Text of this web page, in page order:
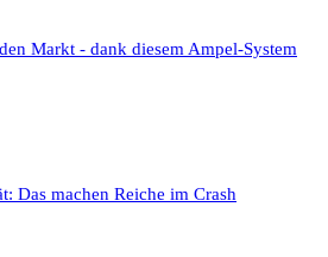
Markt - dank diesem Ampel-System
Das machen Reiche im Crash